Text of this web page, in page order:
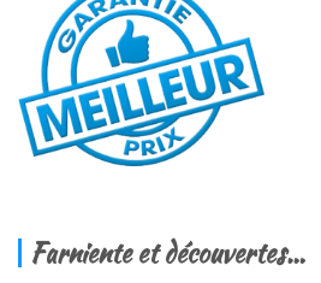
Farniente et découvertes…